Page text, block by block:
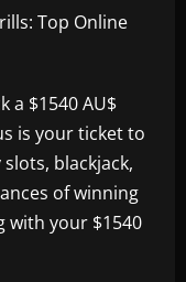
Top Online
a $1540 AU$
is your ticket to
blackjack,
of winning
with your $1540